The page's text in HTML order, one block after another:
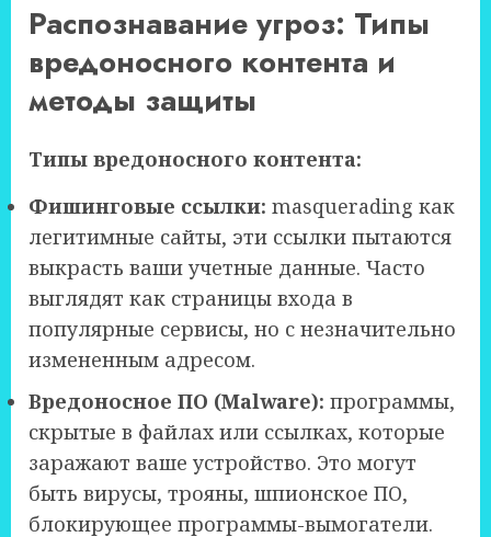
Распознавание угроз: Типы
вредоносного контента и
методы защиты
Типы вредоносного контента:
Фишинговые ссылки: masquerading как
легитимные сайты, эти ссылки пытаются
выкрасть ваши учетные данные. Часто
выглядят как страницы входа в
популярные сервисы, но с незначительно
измененным адресом.
Вредоносное ПО (Malware): программы,
скрытые в файлах или ссылках, которые
заражают ваше устройство. Это могут
быть вирусы, трояны, шпионское ПО,
блокирующее программы-вымогатели.